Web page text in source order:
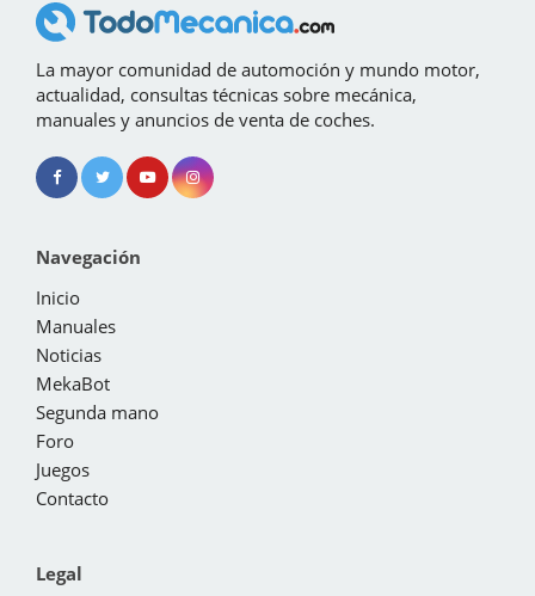
La mayor comunidad de automoción y mundo motor,
actualidad, consultas técnicas sobre mecánica,
manuales y anuncios de venta de coches.
Navegación
Inicio
Manuales
Noticias
MekaBot
Segunda mano
Foro
Juegos
Contacto
Legal